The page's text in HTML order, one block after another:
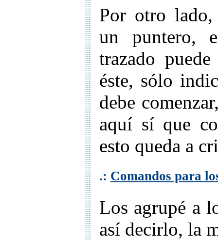
Por otro lado,
un puntero,
trazado
éste, sólo
debe
aquí sí que
esto queda a
.: Comandos para
Los agrupé a
así decirlo, la